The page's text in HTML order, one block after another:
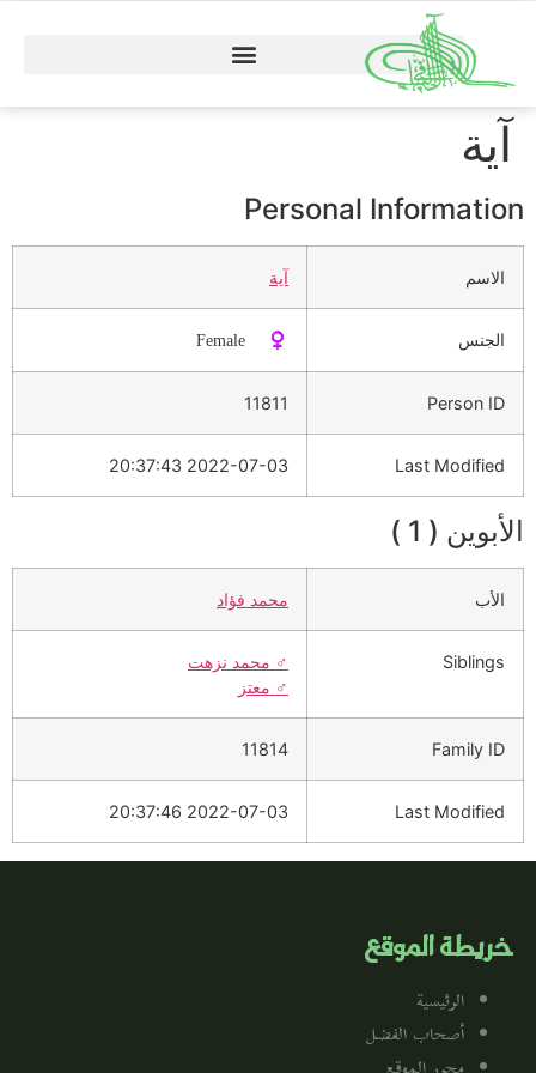
آية
Personal Information
الاسم آية
الجنس ♀️ Female
Person ID
11811
Last Modified
2022-07-03 20:37:43
الأبوين ( 1 )
الأب محمد فؤاد
Siblings
♂️ محمد نزهت
♂️ معتز
Family ID
11814
Last Modified
2022-07-03 20:37:46
خريطة الموقع
الرئيسية
أصحاب الفضل